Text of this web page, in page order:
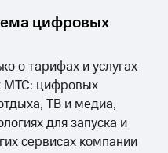
цифровых
о тарифах и услугах
МТС: цифровых
ТВ и медиа,
для запуска и
сервисах компании